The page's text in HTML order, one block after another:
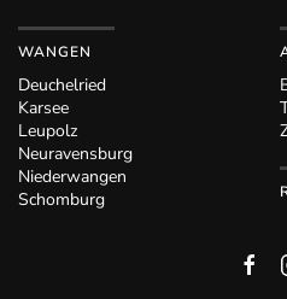
WANGEN
Deuchelried
Karsee
Leupolz
Neuravensburg
Niederwangen
Schomburg